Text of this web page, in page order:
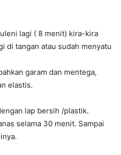
lagi ( 8 menit) kira-kira
di tangan atau sudah menyatu
garam dan mentega,
elastis.
lap bersih /plastik.
selama 30 menit. Sampai